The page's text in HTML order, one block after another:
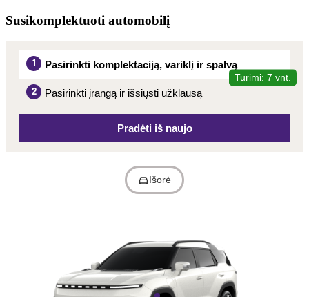
Susikomplektuoti automobilį